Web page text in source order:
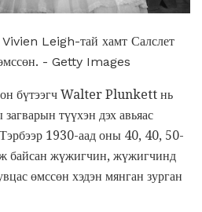
Leigh-тай хамт Салслет
- Getty Images
бүтээгч Walter Plunkett нь
түүхэн дэх авьяас
1930-аад оны 40, 40, 50-
байсан жүжигчин, жүжигчинд
өмссөн хэдэн мянган зурган